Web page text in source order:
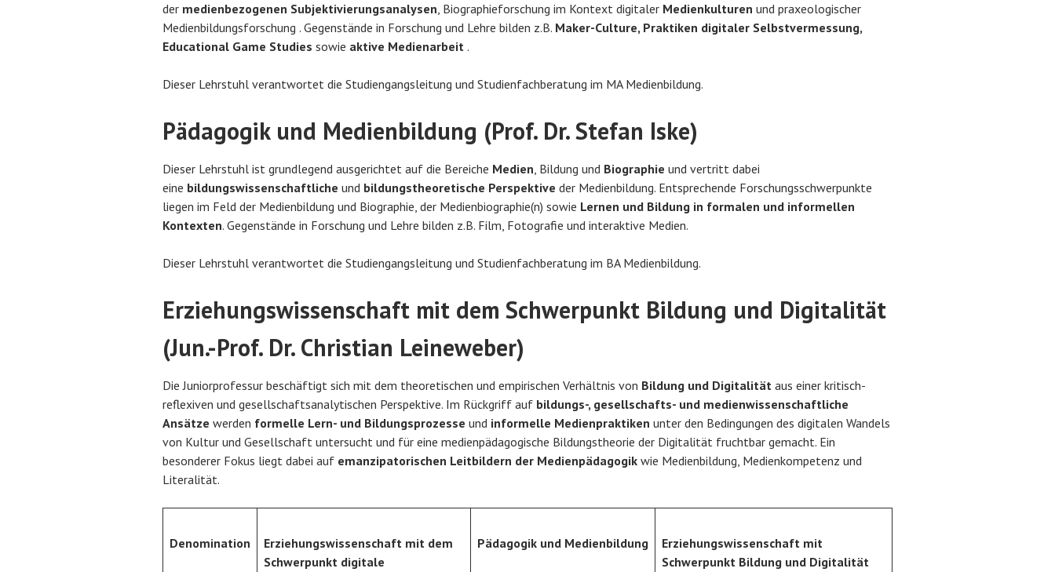
der medienbezogenen Subjektivierungsanalysen, Biographieforschung im Kontext digitaler Medienkulturen und praxeologischer
Medienbildungsforschung . Gegenstände in Forschung und Lehre bilden z.B. Maker-Culture, Praktiken digitaler Selbstvermessung,
Educational Game Studies sowie aktive Medienarbeit .
Dieser Lehrstuhl verantwortet die Studiengangsleitung und Studienfachberatung im MA Medienbildung.
Pädagogik und Medienbildung (Prof. Dr. Stefan Iske)
Dieser Lehrstuhl ist grundlegend ausgerichtet auf die Bereiche Medien, Bildung und Biographie und vertritt dabei
eine bildungswissenschaftliche und bildungstheoretische Perspektive der Medienbildung. Entsprechende Forschungsschwerpunkte
liegen im Feld der Medienbildung und Biographie, der Medienbiographie(n) sowie Lernen und Bildung in formalen und informellen
Kontexten. Gegenstände in Forschung und Lehre bilden z.B. Film, Fotografie und interaktive Medien.
Dieser Lehrstuhl verantwortet die Studiengangsleitung und Studienfachberatung im BA Medienbildung.
Erziehungswissenschaft mit dem Schwerpunkt Bildung und Digitalität
(Jun.-Prof. Dr. Christian Leineweber)
Die Juniorprofessur beschäftigt sich mit dem theoretischen und empirischen Verhältnis von Bildung und Digitalität aus einer kritisch-
reflexiven und gesellschaftsanalytischen Perspektive. Im Rückgriff auf bildungs-, gesellschafts- und medienwissenschaftliche
Ansätze werden formelle Lern- und Bildungsprozesse und informelle Medienpraktiken unter den Bedingungen des digitalen Wandels
von Kultur und Gesellschaft untersucht und für eine medienpädagogische Bildungstheorie der Digitalität fruchtbar gemacht. Ein
besonderer Fokus liegt dabei auf emanzipatorischen Leitbildern der Medienpädagogik wie Medienbildung, Medienkompetenz und
Literalität.
Denomination
Erziehungswissenschaft mit dem
Schwerpunkt digitale
Pädagogik und Medienbildung
Erziehungswissenschaft mit
Schwerpunkt Bildung und Digitalität